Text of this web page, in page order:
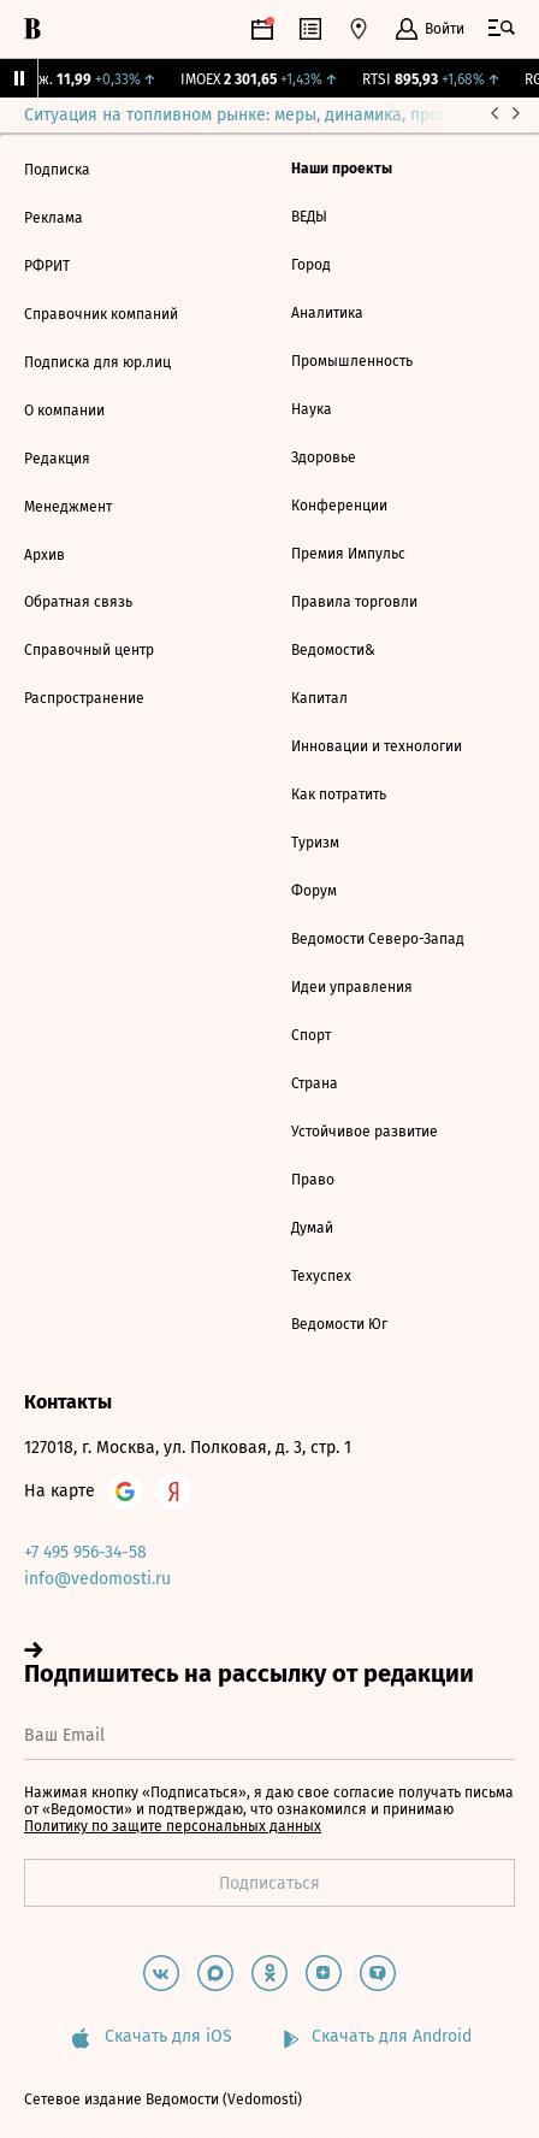
Войти
Бирж. 11,99 +0,33%↑ IMOEX 2 301,65 +1,43%↑ RTSI 895,93 +1,68%↑
Ситуация на топливном рынке: меры, динамика, прогнозы
Подписка
Реклама
РФРИТ
Справочник компаний
Подписка для юр.лиц
О компании
Редакция
Менеджмент
Архив
Обратная связь
Справочный центр
Распространение
Наши проекты
ВЕДЫ
Город
Аналитика
Промышленность
Наука
Здоровье
Конференции
Премия Импульс
Правила торговли
Ведомости&
Капитал
Инновации и технологии
Как потратить
Туризм
Форум
Ведомости Северо-Запад
Идеи управления
Спорт
Страна
Устойчивое развитие
Право
Думай
Техуспех
Ведомости Юг
Контакты
127018, г. Москва, ул. Полковая, д. 3, стр. 1
На карте
+7 495 956-34-58
info@vedomosti.ru
Нажимая кнопку «Подписаться», я даю свое согласие получать письма
от «Ведомости» и подтверждаю, что ознакомился и принимаю
Политику по защите персональных данных
Скачать для iOS Скачать для Android
Сетевое издание Ведомости (Vedomosti)